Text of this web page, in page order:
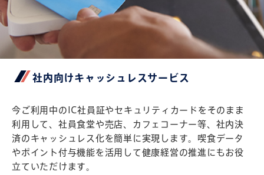
社内向けキャッシュレスサービス
今ご利用中のIC社員証やセキュリティカードをそのまま
利用して、社員食堂や売店、カフェコーナー等、社内決
済のキャッシュレス化を簡単に実現します。喫食データ
やポイント付与機能を活用して健康経営の推進にもお役
立ていただけます。